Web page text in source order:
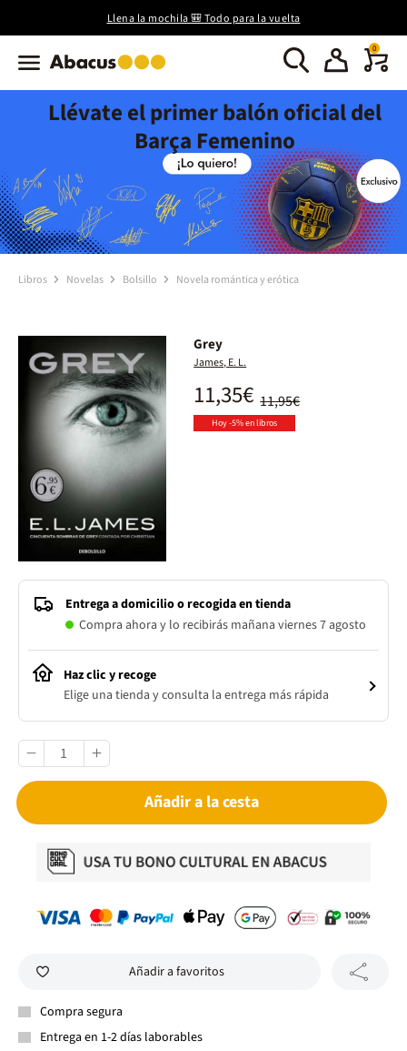
Llena la mochila 🎒 Todo para la vuelta
0
Llévate el primer balón oficial del
Barça Femenino
Libros Novelas Bolsillo Novela romántica y erótica
Grey
James, E. L.
11,95€
11,35€
Hoy -5% en libros
Entrega a domicilio o recogida en tienda
Compra ahora y lo recibirás mañana viernes 7 agosto
Haz clic y recoge
Elige una tienda y consulta la entrega más rápida
Añadir a la cesta
Añadir a favoritos
Compra segura
Entrega en 1-2 días laborables